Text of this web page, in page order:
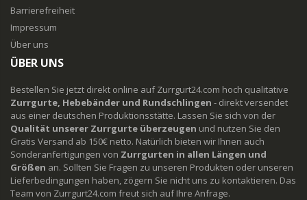
Barrierefreiheit
Impressum
Über uns
ÜBER UNS
Bestellen Sie jetzt direkt online auf Zurrgurt24.com hoch qualitative
Zurrgurte, Hebebänder und Rundschlingen - direkt versendet
aus einer deutschen Produktionsstätte. Lassen Sie sich von der
Qualität unserer Zurrgurte überzeugen und nutzen Sie den
Gratis Versand ab 150€ netto. Natürlich bieten wir Ihnen auch
Sonderanfertigungen von Zurrgurten in allen Längen und
Größen an. Sollten Sie Fragen zu unseren Produkten oder unseren
Lieferbedingungen haben, zögern Sie nicht uns zu kontaktieren. Das
Team von Zurrgurt24.com freut sich auf Ihre Anfrage.